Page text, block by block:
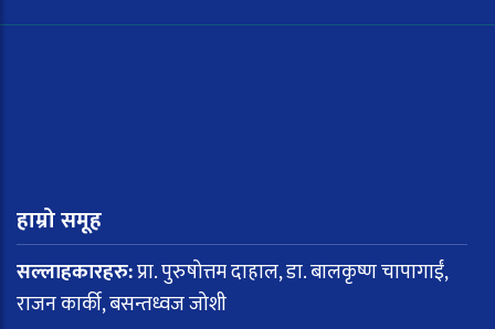
हाम्रो समूह
सल्लाहकारहरु:प्रा. पुरुषोत्तम दाहाल, डा. बालकृष्ण चापागाईं,
राजन कार्की, बसन्तध्वज जोशी